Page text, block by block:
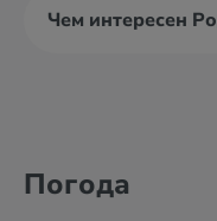
Чем интересен
Погода